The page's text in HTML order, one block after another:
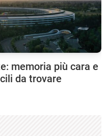
memoria più cara e
da trovare